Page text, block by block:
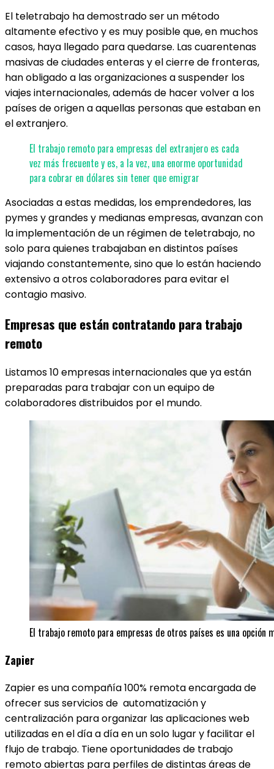
El teletrabajo ha demostrado ser un método
altamente efectivo y es muy posible que, en muchos
casos, haya llegado para quedarse. Las cuarentenas
masivas de ciudades enteras y el cierre de fronteras,
han obligado a las organizaciones a suspender los
viajes internacionales, además de hacer volver a los
países de origen a aquellas personas que estaban en
el extranjero.
El trabajo remoto para empresas del extranjero es cada
vez más frecuente y es, a la vez, una enorme oportunidad
para cobrar en dólares sin tener que emigrar
Asociadas a estas medidas, los emprendedores, las
pymes y grandes y medianas empresas, avanzan con
la implementación de un régimen de teletrabajo, no
solo para quienes trabajaban en distintos países
viajando constantemente, sino que lo están haciendo
extensivo a otros colaboradores para evitar el
contagio masivo.
Empresas que están contratando para trabajo
remoto
Listamos 10 empresas internacionales que ya están
preparadas para trabajar con un equipo de
colaboradores distribuidos por el mundo.
El trabajo remoto para empresas de otros países es una opción
Zapier
Zapier es una compañía 100% remota encargada de
ofrecer sus servicios de automatización y
centralización para organizar las aplicaciones web
utilizadas en el día a día en un solo lugar y facilitar el
flujo de trabajo. Tiene oportunidades de trabajo
remoto abiertas para perfiles de distintas áreas de